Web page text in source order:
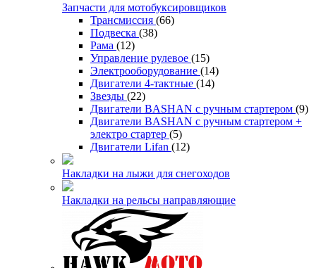
Запчасти для мотобуксировщиков
Трансмиссия (66)
Подвеска (38)
Рама (12)
Управление рулевое (15)
Электрооборудование (14)
Двигатели 4-тактные (14)
Звезды (22)
Двигатели BASHAN с ручным стартером (9)
Двигатели BASHAN с ручным стартером +
электро стартер (5)
Двигатели Lifan (12)
Накладки на лыжи для снегоходов
Накладки на рельсы направляющие